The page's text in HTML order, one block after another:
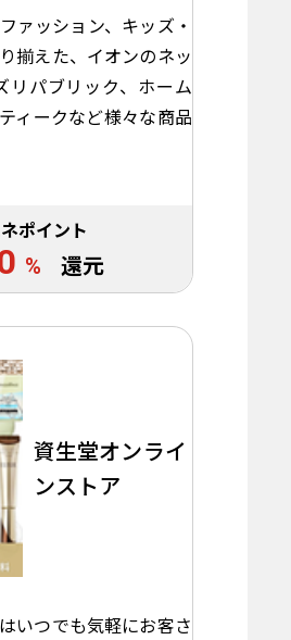
ァッション、キッズ・
揃えた、イオンのネッ
リパブリック、ホーム
ィークなど様々な商品
ポイント
% 還元
資生堂オンライ
ンストア
いつでも気軽にお客さ